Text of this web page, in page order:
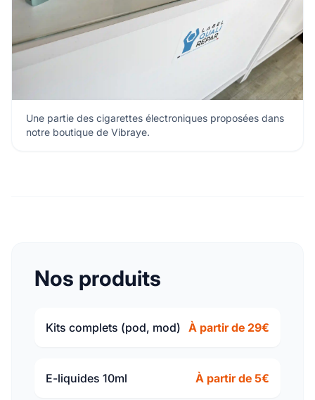
Une partie des cigarettes électroniques proposées dans
notre boutique de Vibraye.
Nos produits
Kits complets (pod, mod) À partir de 29€
E-liquides 10ml À partir de 5€